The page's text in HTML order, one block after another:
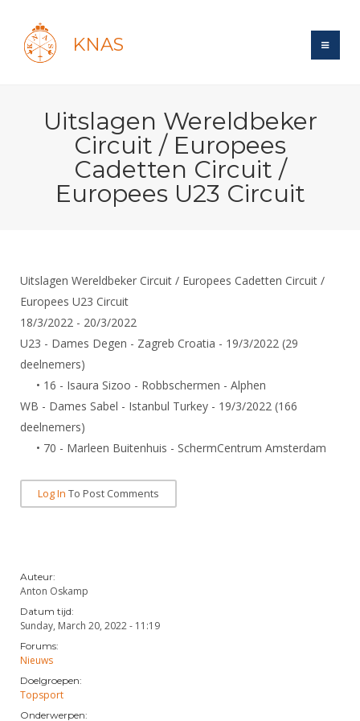
KNAS
Recent posts
Maandelijks archief
Evenement
Website
Handleiding
Historie
Bond
Beleid
Reglementen
Ledencijfers
Sponsors en Partners
Organisatie
Bestuur
Commissies
Leden van Verdiensten
Contact
Medewerkers
Samenwerking
Formulieren
Schermen
Breedtesport
Veteranen
Lichtzwaardschermen
Ranglijsten
Inschrijven
Reglementen
Schermpaspoort
Wedstrijdkalender
KNAS Keurmerk
NK's
JPT
JEC
Veteranenwedstrijden
Topsport
DBT
SBT
Talentontwikkeling
Atletencommissie
Spreekbeurtpakket
Ouders en vereniging
Jeugdkampen
Brassardsysteem
Voor coaches en leraren
Nationale opleidingen
Leraar
Voor scheidsrechters
Nieuws
Scheidsrechterslijst
Forums
Schermforum
Nieuws
Zoek Vereniging
Contact
NK organiseren
Uitslagen Wereldbeker
Circuit / Europees
Cadetten Circuit /
Europees U23 Circuit
Uitslagen Wereldbeker Circuit / Europees Cadetten Circuit /
Europees U23 Circuit
18/3/2022 - 20/3/2022
U23 - Dames Degen - Zagreb Croatia - 19/3/2022 (29
deelnemers)
• 16 - Isaura Sizoo - Robbschermen - Alphen
WB - Dames Sabel - Istanbul Turkey - 19/3/2022 (166
deelnemers)
• 70 - Marleen Buitenhuis - SchermCentrum Amsterdam
Log In To Post Comments
Auteur:
Anton Oskamp
Datum tijd:
Sunday, March 20, 2022 - 11:19
Forums:
Nieuws
Doelgroepen:
Topsport
Onderwerpen: